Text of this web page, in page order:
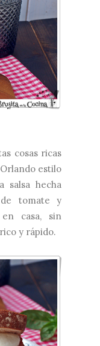
cosas ricas
Orlando estilo
salsa hecha
tomate y
casa, sin
y rápido.